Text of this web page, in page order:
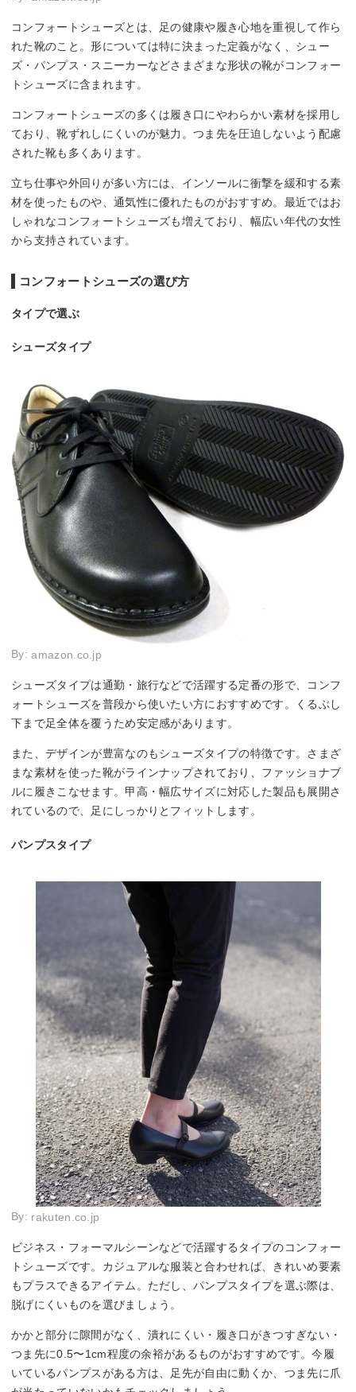
コンフォートシューズとは、足の健康や履き心地を重視して作ら
れた靴のこと。形については特に決まった定義がなく、シュー
ズ・パンプス・スニーカーなどさまざまな形状の靴がコンフォー
トシューズに含まれます。
コンフォートシューズの多くは履き口にやわらかい素材を採用し
ており、靴ずれしにくいのが魅力。つま先を圧迫しないよう配慮
された靴も多くあります。
立ち仕事や外回りが多い方には、インソールに衝撃を緩和する素
材を使ったものや、通気性に優れたものがおすすめ。最近ではお
しゃれなコンフォートシューズも増えており、幅広い年代の女性
から支持されています。
コンフォートシューズの選び方
タイプで選ぶ
シューズタイプ
By:amazon.co.jp
シューズタイプは通勤・旅行などで活躍する定番の形で、コンフ
ォートシューズを普段から使いたい方におすすめです。くるぶし
下まで足全体を覆うため安定感があります。
また、デザインが豊富なのもシューズタイプの特徴です。さまざ
まな素材を使った靴がラインナップされており、ファッショナブ
ルに履きこなせます。甲高・幅広サイズに対応した製品も展開さ
れているので、足にしっかりとフィットします。
パンプスタイプ
By: rakuten.co.jp
ビジネス・フォーマルシーンなどで活躍するタイプのコンフォー
トシューズです。カジュアルな服装と合わせれば、きれいめ要素
もプラスできるアイテム。ただし、パンプスタイプを選ぶ際は、
脱げにくいものを選びましょう。
かかと部分に隙間がなく、潰れにくい・履き口がきつすぎない・
つま先に0.5〜1cm程度の余裕があるものがおすすめです。今履
いているパンプスがある方は、足先が自由に動くか、つま先に爪